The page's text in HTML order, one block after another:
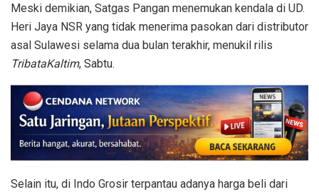
Meski demikian, Satgas Pangan menemukan kendala di UD.
Heri Jaya NSR yang tidak menerima pasokan dari distributor
asal Sulawesi selama dua bulan terakhir, menukil rilis
TribataKaltim, Sabtu.
Selain itu, di Indo Grosir terpantau adanya harga beli dari